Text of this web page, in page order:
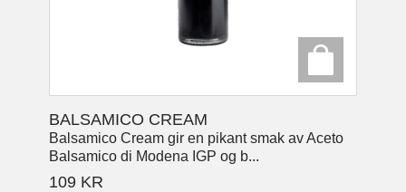
BALSAMICO CREAM
Balsamico Cream gir en pikant smak av Aceto
Balsamico di Modena IGP og b...
109 KR